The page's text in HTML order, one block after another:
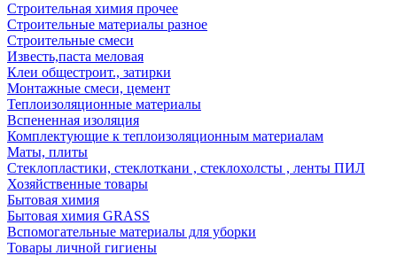
Строительная химия прочее
Строительные материалы разное
Строительные смеси
Известь,паста меловая
Клеи общестроит., затирки
Монтажные смеси, цемент
Теплоизоляционные материалы
Вспененная изоляция
Комплектующие к теплоизоляционным материалам
Маты, плиты
Стеклопластики, стеклоткани , стеклохолсты , ленты ПИЛ
Хозяйственные товары
Бытовая химия
Бытовая химия GRASS
Вспомогательные материалы для уборки
Товары личной гигиены